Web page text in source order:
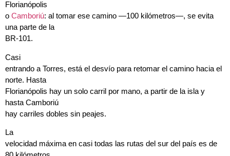
Florianópolis
o Camboriú: al tomar ese camino —100 kilómetros—, se evita
una parte de la
BR-101.
Casi
entrando a Torres, está el desvío para retomar el camino hacia el
norte. Hasta
Florianópolis hay un solo carril por mano, a partir de la isla y
hasta Camboriú
hay carriles dobles sin peajes.
La
velocidad máxima en casi todas las rutas del sur del país es de